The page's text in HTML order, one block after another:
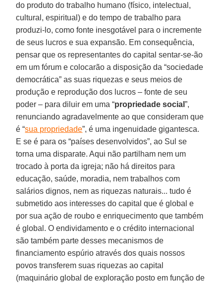
do produto do trabalho humano (físico, intelectual,
cultural, espiritual) e do tempo de trabalho para
produzi-lo, como fonte inesgotável para o incremente
de seus lucros e sua expansão. Em consequência,
pensar que os representantes do capital sentar-se-ão
em um fórum e colocarão a disposição da “sociedade
democrática” as suas riquezas e seus meios de
produção e reprodução dos lucros – fonte de seu
poder – para diluir em uma “propriedade social”,
renunciando agradavelmente ao que consideram que
é “sua propriedade”, é uma ingenuidade gigantesca.
E se é para os “países desenvolvidos”, ao Sul se
torna uma disparate. Aqui não partilham nem um
trocado à porta da igreja; não há direitos para
educação, saúde, moradia, nem trabalhos com
salários dignos, nem as riquezas naturais... tudo é
submetido aos interesses do capital que é global e
por sua ação de roubo e enriquecimento que também
é global. O endividamento e o crédito internacional
são também parte desses mecanismos de
financiamento espúrio através dos quais nossos
povos transferem suas riquezas ao capital
(maquinário global de exploração posto em função de